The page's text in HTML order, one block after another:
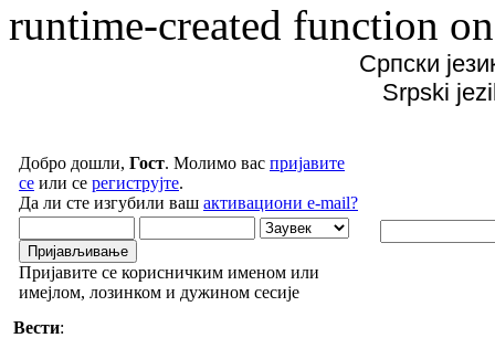
runtime-created function
Српски
Srpski
Добро дошли, Гост. Молимо вас пријавите
се или се региструјте.
Да ли сте изгубили ваш активациони e-mail?
Пријавите се корисничким именом или
имејлом, лозинком и дужином сесије
Вести: